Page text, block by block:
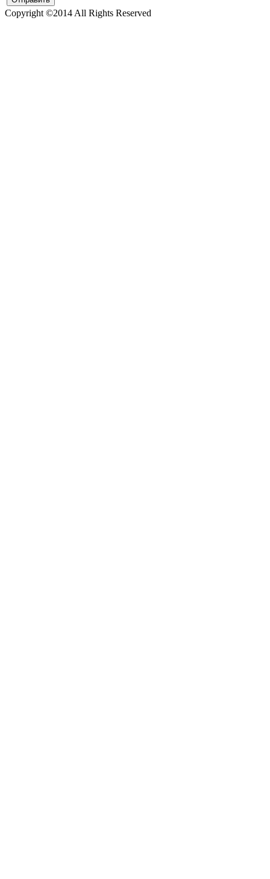
Copyright ©2014 All Rights Reserved